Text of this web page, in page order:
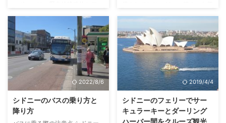
...
通機 ...
た都市です。 過去に何度も世界
で最も暮らしやすい都市に選ばれ
ているだけあって、メルボルンを
訪れた後にその魅力にひかれて移
住する人たちもたくさんいます。
日本の大阪市との姉妹都市でもあ
ります。 時差は日本に比べて1時
され、2時間早くなります。 メル
ボルンの人気ツアーとアトラクシ
て、バスを利用するは、
Myki（マイキ）というプリペイ
ドカードが必要となります。日本
で言うスイカにあたります。 こ
こではMyki（マイキ）カードの
買い方と使い方について説明しま
Mykiは、Public Transport
Victoriaのサイトか、主要駅、街
2022/8/6
シドニーのバスの乗り方と
降り方
2019/4/4
シドニーのフェリーでサー
キュラーキーとダーリング
ハーバー間をクルーズ観光